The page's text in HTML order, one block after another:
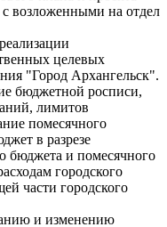
с возложенными на отдел
целевых
"Город Архангельск".
бюджетной росписи,
лимитов
помесячного
в разрезе
бюджета и помесячного
городского
части городского
и изменению